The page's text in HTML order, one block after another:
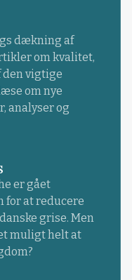
dækning af
om kvalitet,
den vigtige
om nye
analyser og
er gået
for at reducere
grise. Men
muligt helt at